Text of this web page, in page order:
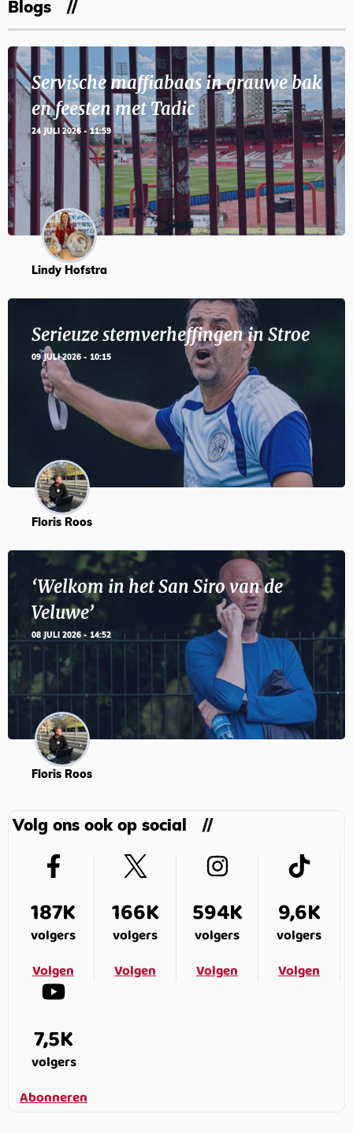
Blogs
Servische maffiabaas in grauwe bak
en feesten met Tadic
24 JULI 2026 - 11:59
Lindy Hofstra
Serieuze stemverheffingen in Stroe
09 JULI 2026 - 10:15
Floris Roos
‘Welkom in het San Siro van de
Veluwe’
08 JULI 2026 - 14:52
Floris Roos
Volg ons ook op social
187K
volgers
Volgen
166K
volgers
Volgen
594K
volgers
Volgen
9,6K
volgers
Volgen
7,5K
volgers
Abonneren